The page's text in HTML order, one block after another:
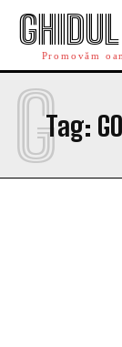
Promovăm
Tag:
G